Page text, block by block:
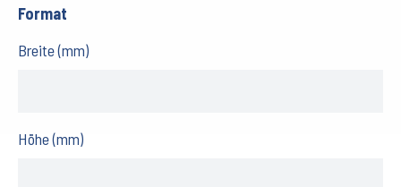
Format
Breite (mm)
Höhe (mm)